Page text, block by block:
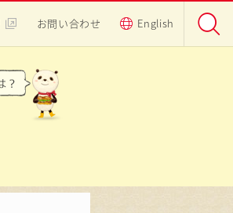
お問い合わせ English